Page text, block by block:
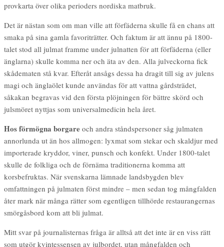
provkarta över olika perioders nordiska matbruk.
Det är nästan som om man ville att förfäderna skulle få en chans att
smaka på sina gamla favoriträtter. Och faktum är att ännu på 1800-
talet stod all julmat framme under julnatten för att förfäderna (eller
änglarna) skulle komma ner och äta av den. Alla julveckorna fick
skådematen stå kvar. Efteråt ansågs dessa ha dragit till sig av julens
magi och änglaölet kunde användas för att vattna gårdsträdet,
såkakan begravas vid den första plöjningen för bättre skörd och
julsmöret nyttjas som universalmedicin hela året.
Hos förmögna borgare och andra ståndspersoner såg julmaten
annorlunda ut än hos allmogen: lyxmat som stekar och skaldjur med
importerade kryddor, viner, punsch och konfekt. Under 1800-talet
skulle de folkliga och de förnäma traditionerna komma att
korsbefruktas. När svenskarna lämnade landsbygden blev
omfattningen på julmaten först mindre – men sedan tog mångfalden
åter mark när många rätter som egentligen tillhörde restaurangernas
smörgåsbord kom att bli julmat.
Mitt svar på journalisternas fråga är alltså att det inte är en viss rätt
som utgör kvintessensen av julbordet, utan mångfalden och